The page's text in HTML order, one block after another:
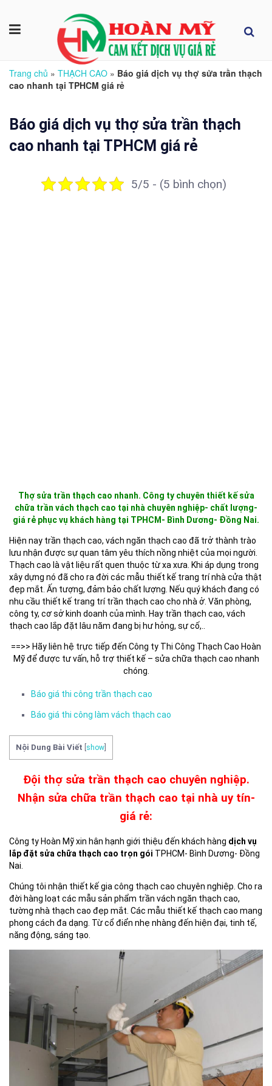
Trang chủ » THẠCH CAO » Báo giá dịch vụ thợ sửa trần thạch
cao nhanh tại TPHCM giá rẻ
Báo giá dịch vụ thợ sửa trần thạch
cao nhanh tại TPHCM giá rẻ
5/5 - (5 bình chọn)
Thợ sửa trần thạch cao nhanh. Công ty chuyên thiết kế sửa
chữa trần vách thạch cao tại nhà chuyên nghiệp- chất lượng-
giá rẻ phục vụ khách hàng tại TPHCM- Bình Dương- Đồng Nai.
Hiện nay trần thạch cao, vách ngăn thạch cao đã trở thành trào
lưu nhận được sự quan tâm yêu thích nồng nhiệt của mọi người.
Thạch cao là vật liệu rất quen thuộc từ xa xưa. Khi áp dụng trong
xây dựng nó đã cho ra đời các mẫu thiết kế trang trí nhà cửa thật
đẹp mắt. Ấn tượng, đảm bảo chất lượng. Nếu quý khách đang có
nhu cầu thiết kế trang trí trần thạch cao cho nhà ở. Văn phòng,
công ty, cơ sở kinh doanh của mình. Hay trần thạch cao, vách
thạch cao lắp đặt lâu năm đang bị hư hỏng, sự cố,..
==>> Hãy liên hệ trực tiếp đến Công ty Thi Công Thạch Cao Hoàn
Mỹ để được tư vấn, hỗ trợ thiết kế – sửa chữa thạch cao nhanh
chóng.
Báo giá thi công trần thạch cao
Báo giá thi công làm vách thạch cao
Nội Dung Bài Viết show
Đội thợ sửa trần thạch cao chuyên nghiệp.
Nhận sửa chữa trần thạch cao tại nhà uy tín-
giá rẻ:
Công ty Hoàn Mỹ xin hân hạnh giới thiệu đến khách hàng dịch vụ
lắp đặt sửa chữa thạch cao trọn gói TPHCM- Bình Dương- Đồng
Nai.
Chúng tôi nhận thiết kế gia công thạch cao chuyên nghiệp. Cho ra
đời hàng loạt các mẫu sản phẩm trần vách ngăn thạch cao,
tường nhà thạch cao đẹp mắt. Các mẫu thiết kế thạch cao mang
phong cách đa dạng. Từ cổ điển nhẹ nhàng đến hiện đại, tinh tế,
năng động, sáng tạo.